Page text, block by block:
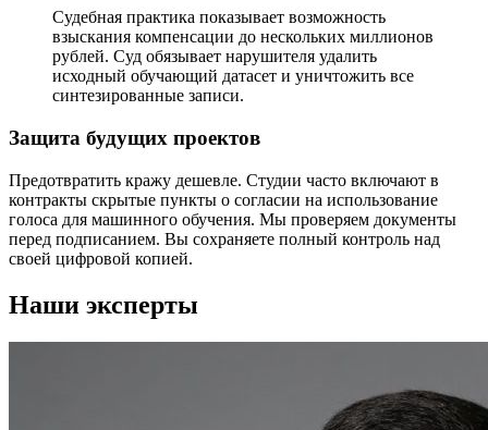
Судебная практика показывает возможность
взыскания компенсации до нескольких миллионов
рублей. Суд обязывает нарушителя удалить
исходный обучающий датасет и уничтожить все
синтезированные записи.
Защита будущих проектов
Предотвратить кражу дешевле. Студии часто включают в
контракты скрытые пункты о согласии на использование
голоса для машинного обучения. Мы проверяем документы
перед подписанием. Вы сохраняете полный контроль над
своей цифровой копией.
Наши эксперты